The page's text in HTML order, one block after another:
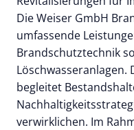
Die Weiser GmbH
umfassende
Brandschutztechnik
Löschwasseranlagen.
begleitet
verwirklichen. Im